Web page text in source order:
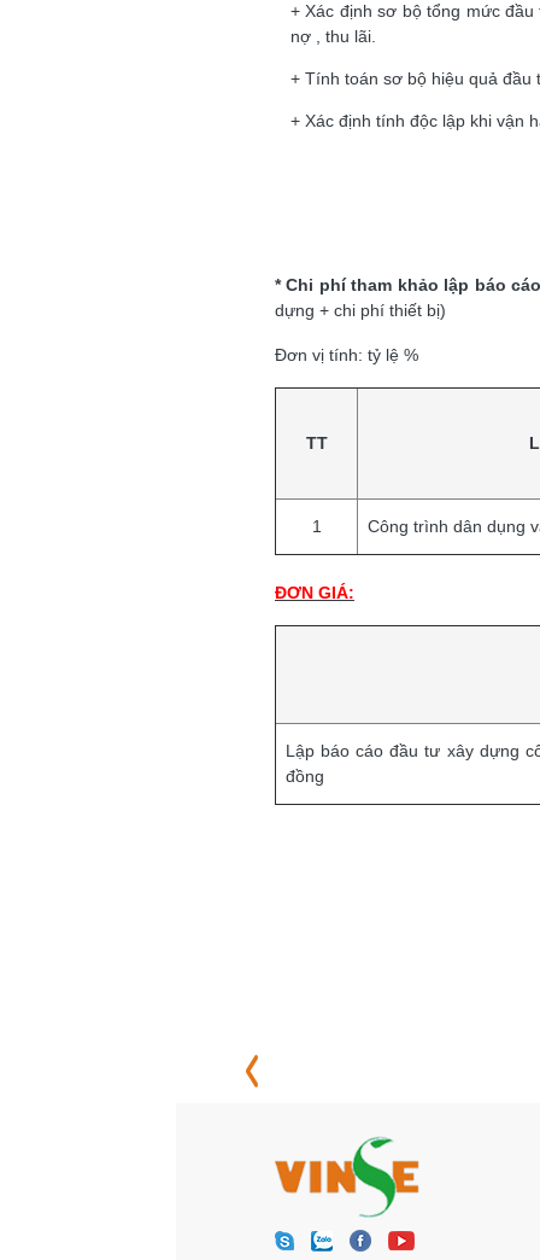
+ Xác định sơ bộ tổng mức
nợ , thu lãi.
+ Tính toán sơ bộ hiệu quả đầu
+ Xác định tính độc lập khi vận
* Chi phí tham khảo lập báo
dựng + chi
Đơn vị tính: tỷ lệ %
TT
1 Công trình dân dụng
ĐƠN GIÁ:
Lập báo cáo đầu tư xây dựng
đồng